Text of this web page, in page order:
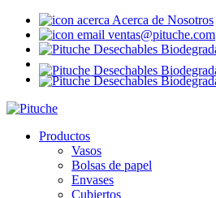
Acerca de Nosotros
ventas@pituche.com
Productos
Vasos
Bolsas de papel
Envases
Cubiertos